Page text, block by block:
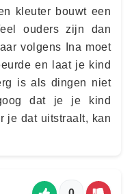
kleuter bouwt een
ouders zijn dan
volgens Ina moet
en laat je kind
is als dingen niet
dat je je kind
je dat uitstraalt, kan